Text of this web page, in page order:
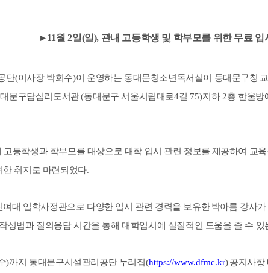
▸11월2일(일), 관내 고등학생 및 학부모를 위한 무료 입
단(이사장 박희수)이 운영하는 동대문청소년독서실이 동대문구청
문구답십리도서관(동대문구 서울시립대로4길 75)지하 2층 한울방
고등학생과 학부모를 대상으로 대학 입시 관련 정보를 제공하여 교
한 취지로 마련되었다.
여대 입학사정관으로 다양한 입시 관련 경력을 보유한 박아름 강사
작성법과 질의응답 시간을 통해 대학입시에 실질적인 도움을 줄 수 있
)까지 동대문구시설관리공단 누리집(https://www.dfmc.kr) 공지사항